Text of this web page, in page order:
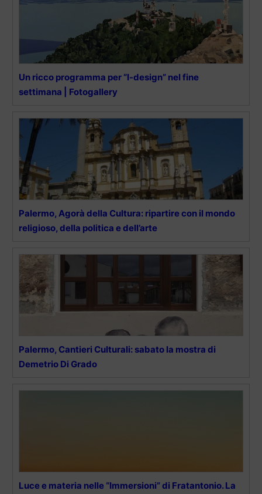
Un ricco programma per “I-design” nel fine
settimana | Fotogallery
Palermo, Agorà della Cultura: ripartire con il mondo
religioso, della politica e dell’arte
Palermo, Cantieri Culturali: sabato la mostra di
Demetrio Di Grado
Luce e materia nelle “Immersioni” di Fratantonio. La